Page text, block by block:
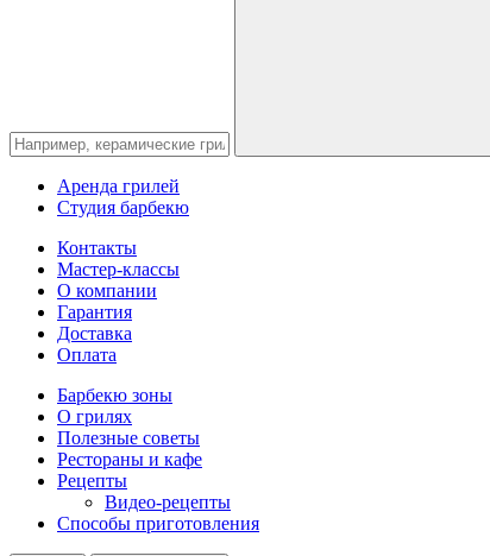
Аренда грилей
Студия барбекю
Контакты
Мастер-классы
О компании
Гарантия
Доставка
Оплата
Барбекю зоны
О грилях
Полезные советы
Рестораны и кафе
Рецепты
Видео-рецепты
Способы приготовления